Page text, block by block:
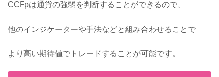
CCFpは通貨の強弱を判断することができるので、
他のインジケーターや手法などと組み合わせることで
より高い期待値でトレードすることが可能です。